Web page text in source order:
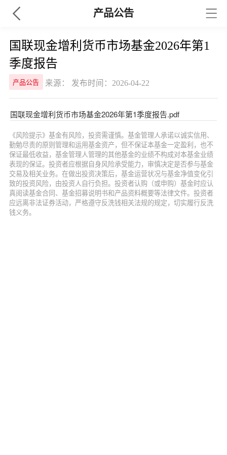
产品公告
国联现金增利货币市场基金2026年第1
季度报告
产品公告 来源： 发布时间：2026-04-22
国联现金增利货币市场基金2026年第1季度报告.pdf
《风险提示》基金有风险，投资需谨慎。基金管理人承诺以诚实信用、
勤勉尽责的原则管理和运用基金资产，但不保证本基金一定盈利，也不
保证最低收益，基金管理人管理的其他基金的业绩不构成对本基金业绩
表现的保证。投资者应根据自身风险承受能力，审慎决定是否参与基金
交易及相关业务。在做出投资决策后，基金运营状况与基金净值变化引
致的投资风险，由投资人自行负担。投资者认购（或申购）基金时应认
真阅读基金合同、基金招募说明书和产品资料概要等法律文件。投资者
应远离非法证券活动，严格遵守反洗钱相关法规的规定，切实履行反洗
钱义务。